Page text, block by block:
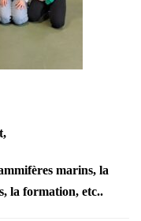
marins, la
la formation, etc..